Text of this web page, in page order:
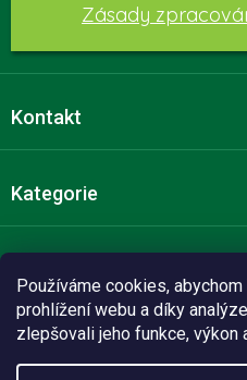
Používáme cookies,
prohlížení webu a díky
zlepšovali jeho funkce, výkon
Zásady
Kontakt
Kategorie
Sledujte nás